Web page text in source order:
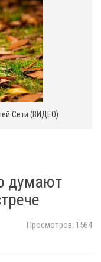
Сети (ВИДЕО)
думают
Просмотров: 1564